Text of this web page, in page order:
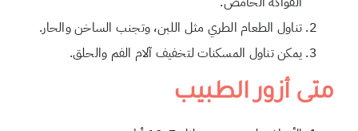
تناول الطعام الطري مثل اللبن، وتجنب الساخن والحار.
يمكن تناول المسكنات لتخفيف آلام الفم والحلق.
متى أزور الطبيب